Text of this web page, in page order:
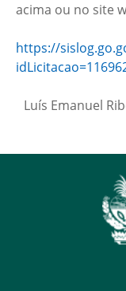
acima ou no site
https://
Luís Emanuel